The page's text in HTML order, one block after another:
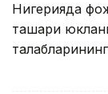
Нигерияда
ташқари